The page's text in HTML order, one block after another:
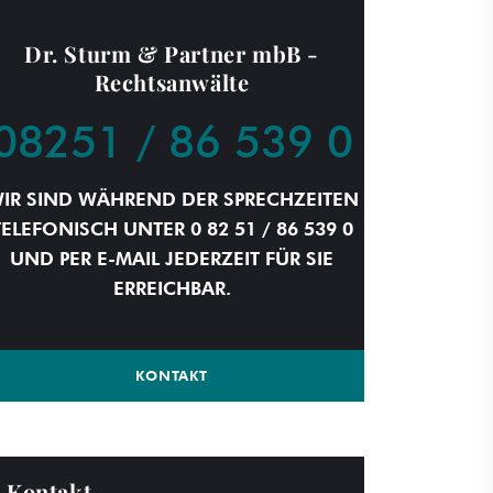
Dr. Sturm & Partner mbB -
Rechtsanwälte
/ 86 539 0
SIND WÄHREND DER SPRECHZEITEN
UNTER 0 82 51 / 86 539 0
UND PER E-MAIL JEDERZEIT FÜR SIE
ERREICHBAR.
KONTAKT